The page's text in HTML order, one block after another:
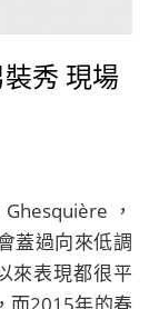
秀 現場
，
蓋過向來低調
來表現都很平